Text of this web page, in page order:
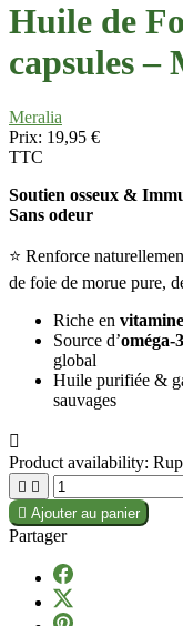
Huile de
capsules –
Meralia
Prix: 19,95 €
TTC
Soutien osseux &
Sans odeur
⭐ Renforce
de foie de morue pure,
Riche en
Source d’oméga-
global
Huile purifiée &
sauvages

Product availability:
 
 Ajouter au panier
Partager